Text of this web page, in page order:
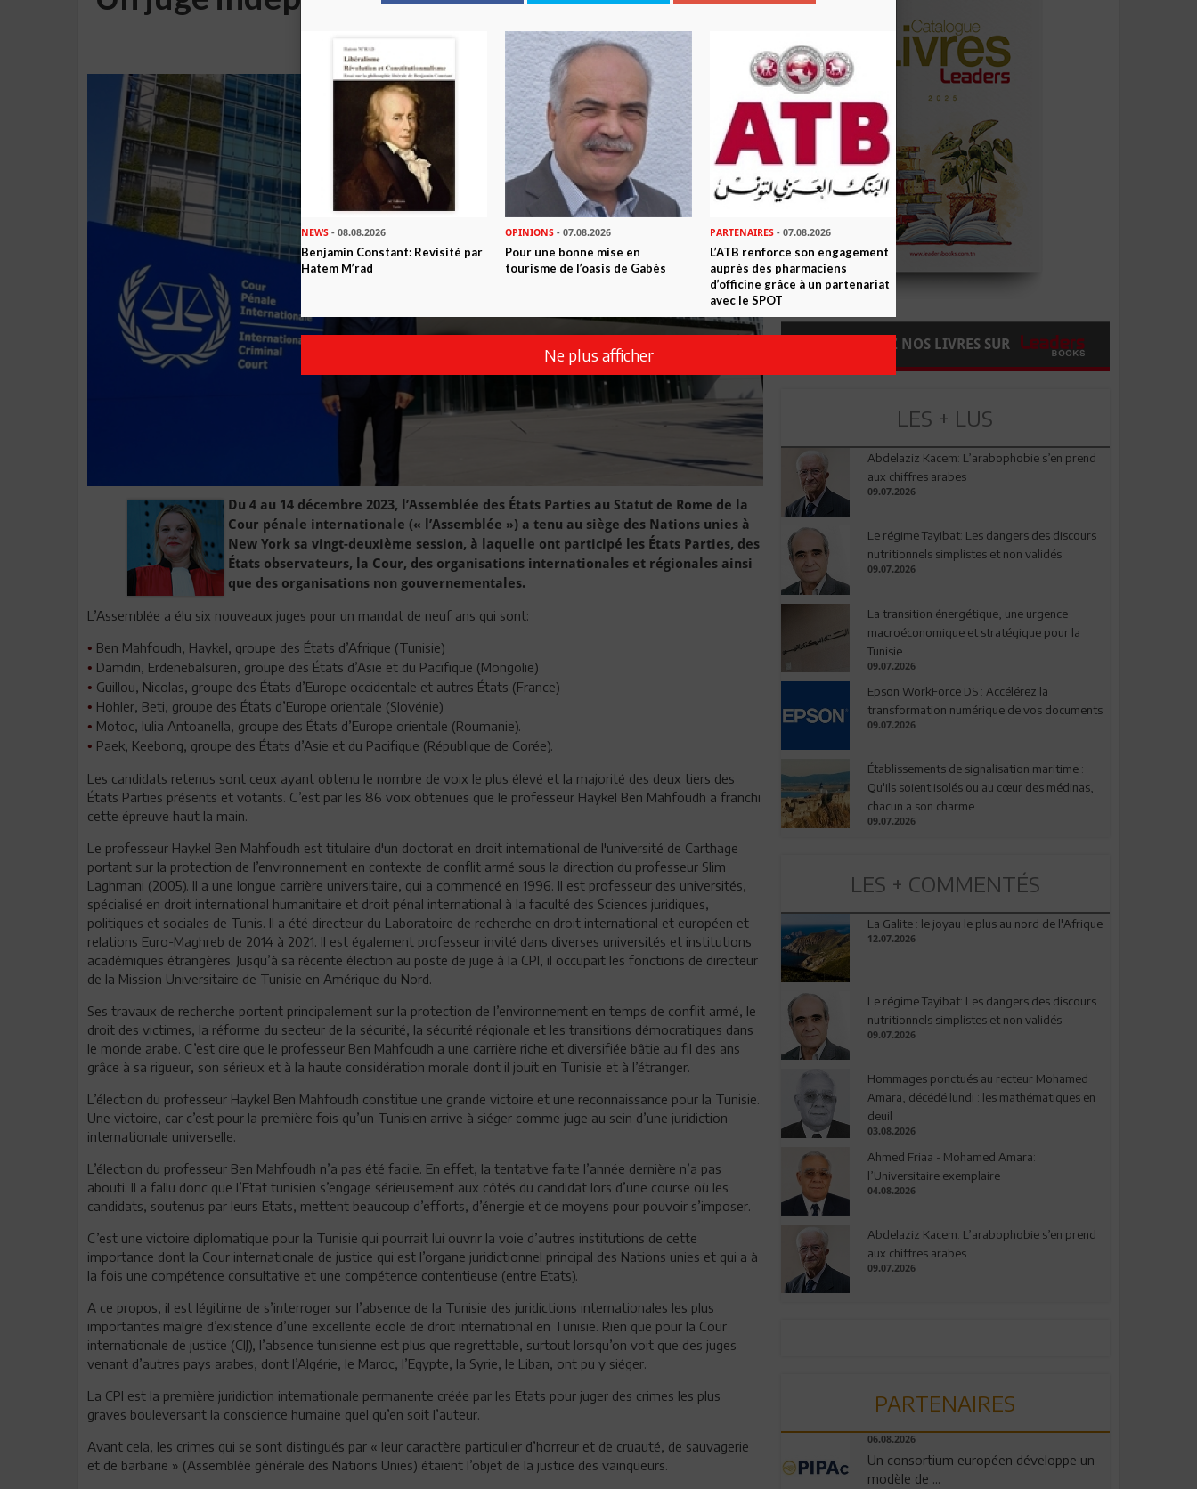
Du 4 au 14 décembre 2023, l’Assemblée des États Parties au Statut de Rome de la
Cour pénale internationale (« l’Assemblée ») a tenu au siège des Nations unies à
New York sa vingt-deuxième session, à laquelle ont participé les États Parties, des
États observateurs, la Cour, des organisations internationales et régionales ainsi
que des organisations non gouvernementales.
L’Assemblée a élu six nouveaux juges pour un mandat de neuf ans qui sont:
• Ben Mahfoudh, Haykel, groupe des États d’Afrique (Tunisie)
• Damdin, Erdenebalsuren, groupe des États d’Asie et du Pacifique (Mongolie)
• Guillou, Nicolas, groupe des États d’Europe occidentale et autres États (France)
• Hohler, Beti, groupe des États d’Europe orientale (Slovénie)
• Motoc, Iulia Antoanella, groupe des États d’Europe orientale (Roumanie).
• Paek, Keebong, groupe des États d’Asie et du Pacifique (République de Corée).
Les candidats retenus sont ceux ayant obtenu le nombre de voix le plus élevé et la majorité des deux tiers des
États Parties présents et votants. C’est par les 86 voix obtenues que le professeur Haykel Ben Mahfoudh a franchi
cette épreuve haut la main.
Le professeur Haykel Ben Mahfoudh est titulaire d'un doctorat en droit international de l'université de Carthage
portant sur la protection de l’environnement en contexte de conflit armé sous la direction du professeur Slim
Laghmani (2005). Il a une longue carrière universitaire, qui a commencé en 1996. Il est professeur des universités,
spécialisé en droit international humanitaire et droit pénal international à la faculté des Sciences juridiques,
politiques et sociales de Tunis. Il a été directeur du Laboratoire de recherche en droit international et européen et
relations Euro-Maghreb de 2014 à 2021. Il est également professeur invité dans diverses universités et institutions
académiques étrangères. Jusqu’à sa récente élection au poste de juge à la CPI, il occupait les fonctions de directeur
de la Mission Universitaire de Tunisie en Amérique du Nord.
Ses travaux de recherche portent principalement sur la protection de l’environnement en temps de conflit armé, le
droit des victimes, la réforme du secteur de la sécurité, la sécurité régionale et les transitions démocratiques dans
le monde arabe. C’est dire que le professeur Ben Mahfoudh a une carrière riche et diversifiée bâtie au fil des ans
grâce à sa rigueur, son sérieux et à la haute considération morale dont il jouit en Tunisie et à l’étranger.
L’élection du professeur Haykel Ben Mahfoudh constitue une grande victoire et une reconnaissance pour la Tunisie.
Une victoire, car c’est pour la première fois qu’un Tunisien arrive à siéger comme juge au sein d’une juridiction
internationale universelle.
L’élection du professeur Ben Mahfoudh n’a pas été facile. En effet, la tentative faite l’année dernière n’a pas
abouti. Il a fallu donc que l’Etat tunisien s’engage sérieusement aux côtés du candidat lors d’une course où les
candidats, soutenus par leurs Etats, mettent beaucoup d’efforts, d’énergie et de moyens pour pouvoir s’imposer.
C’est une victoire diplomatique pour la Tunisie qui pourrait lui ouvrir la voie d’autres institutions de cette
importance dont la Cour internationale de justice qui est l’organe juridictionnel principal des Nations unies et qui a à
la fois une compétence consultative et une compétence contentieuse (entre Etats).
A ce propos, il est légitime de s’interroger sur l’absence de la Tunisie des juridictions internationales les plus
importantes malgré d’existence d’une excellente école de droit international en Tunisie. Rien que pour la Cour
internationale de justice (CIJ), l’absence tunisienne est plus que regrettable, surtout lorsqu’on voit que des juges
venant d’autres pays arabes, dont l’Algérie, le Maroc, l’Egypte, la Syrie, le Liban, ont pu y siéger.
La CPI est la première juridiction internationale permanente créée par les Etats pour juger des crimes les plus
graves bouleversant la conscience humaine quel qu’en soit l’auteur.
Avant cela, les crimes qui se sont distingués par « leur caractère particulier d’horreur et de cruauté, de sauvagerie
et de barbarie » (Assemblée générale des Nations Unies) étaient l’objet de la justice des vainqueurs.
COMMANDEZ NOS LIVRES SUR
LES + LUS
Abdelaziz Kacem: L’arabophobie s’en prend
aux chiffres arabes
09.07.2026
Le régime Tayibat: Les dangers des discours
nutritionnels simplistes et non validés
09.07.2026
La transition énergétique, une urgence
macroéconomique et stratégique pour la
Tunisie
09.07.2026
Epson WorkForce DS : Accélérez la
transformation numérique de vos documents
09.07.2026
Établissements de signalisation maritime :
Qu'ils soient isolés ou au cœur des médinas,
chacun a son charme
09.07.2026
LES + COMMENTÉS
La Galite : le joyau le plus au nord de l'Afrique
12.07.2026
Le régime Tayibat: Les dangers des discours
nutritionnels simplistes et non validés
09.07.2026
Hommages ponctués au recteur Mohamed
Amara, décédé lundi : les mathématiques en
deuil
03.08.2026
Ahmed Friaa - Mohamed Amara:
l’Universitaire exemplaire
04.08.2026
Abdelaziz Kacem: L’arabophobie s’en prend
aux chiffres arabes
09.07.2026
PARTENAIRES
06.08.2026
Un consortium européen développe un
modèle de ...
NEWS - 08.08.2026
Benjamin Constant: Revisité par
Hatem M’rad
OPINIONS - 07.08.2026
Pour une bonne mise en
tourisme de l’oasis de Gabès
PARTENAIRES- 07.08.2026
L’ATB renforce son engagement
auprès des pharmaciens
d’officine grâce à un partenariat
avec le SPOT
Ne plus afficher